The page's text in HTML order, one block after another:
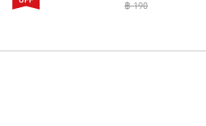
฿ 190